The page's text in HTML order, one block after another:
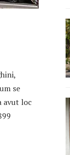
se
avut loc